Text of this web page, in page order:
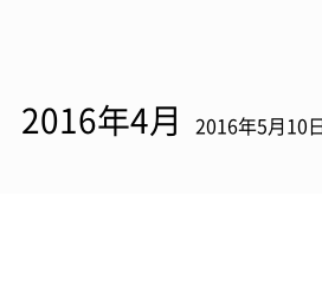
年4月 2016年5月10日